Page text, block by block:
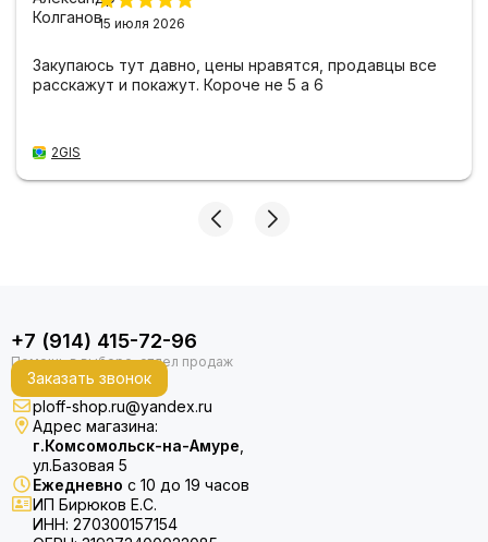
15 июля 2026
Закупаюсь тут давно, цены нравятся, продавцы все
расскажут и покажут. Короче не 5 а 6
2GIS
+7 (914) 415-72-96
Заказать звонок
ploff-shop.ru@yandex.ru
Адрес магазина:
г.Комсомольск-на-Амуре
ул.Базовая 5
Ежедневно с 10 до 19 часов
ИП Бирюков Е.С.
ИНН: 270300157154